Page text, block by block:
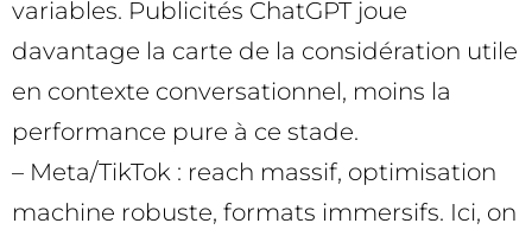
variables. Publicités ChatGPT joue
davantage la carte de la considération utile
en contexte conversationnel, moins la
performance pure à ce stade.
– Meta/TikTok : reach massif, optimisation
machine robuste, formats immersifs. Ici, on